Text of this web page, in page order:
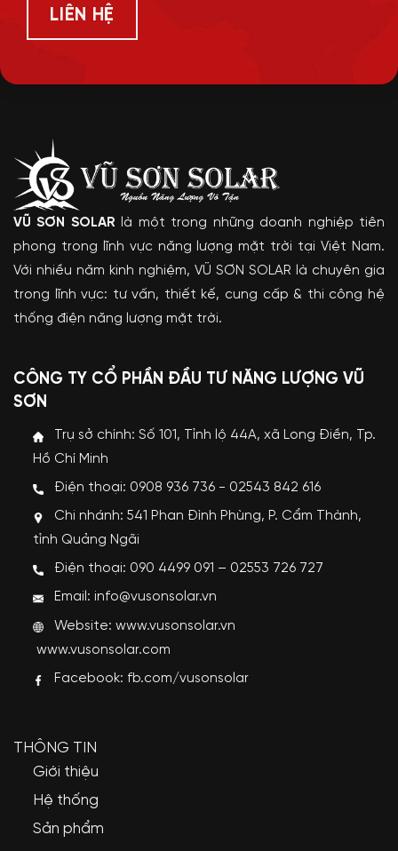
LIÊN HỆ
VŨ SƠN SOLAR là một trong những doanh nghiệp tiên
phong trong lĩnh vực năng lượng mặt trời tại Việt Nam.
Với nhiều năm kinh nghiệm, VŨ SƠN SOLAR là chuyên gia
trong lĩnh vực: tư vấn, thiết kế, cung cấp & thi công hệ
thống điện năng lượng mặt trời.
CÔNG TY CỔ PHẦN ĐẦU TƯ NĂNG LƯỢNG VŨ
SƠN
Trụ sở chính: Số 101, Tỉnh lộ 44A, xã Long Điền, Tp.
Hồ Chí Minh
Điện thoại: 0908 936 736 - 02543 842 616
Chi nhánh: 541 Phan Đình Phùng, P. Cẩm Thành,
tỉnh Quảng Ngãi
Điện thoại: 090 4499 091 – 02553 726 727
Email: info@vusonsolar.vn
Website:www.vusonsolar.vn
www.vusonsolar.com
Facebook: fb.com/vusonsolar
THÔNG TIN
Giới thiệu
Hệ thống
Sản phẩm